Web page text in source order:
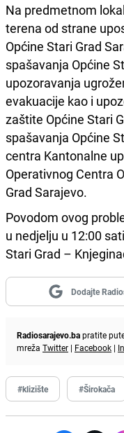
Na predmetnom
terena od strane
Općine Stari Grad
spašavanja Općine
upozoravanja
evakuacije kao i
zaštite Općine Stari
spašavanja Općine
centra Kantonalne
Operativnog Centra
Grad Sarajevo.
Povodom ovog
u nedjelju u 12:00
Stari Grad –
Dodajte
Radiosarajevo.bapratite
mreža Twitter | Facebook |
#klizište #Širokača